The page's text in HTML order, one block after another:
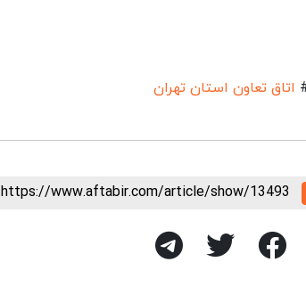
اتاق تعاون استان تهران
https://www.aftabir.com/article/show/13493